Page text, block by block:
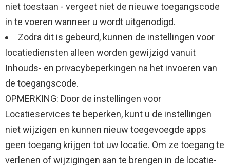
niet toestaan ​​- vergeet niet de nieuwe toegangscode
in te voeren wanneer u wordt uitgenodigd.
Zodra dit is gebeurd, kunnen de instellingen voor
locatiediensten alleen worden gewijzigd vanuit
Inhouds- en privacybeperkingen na het invoeren van
de toegangscode.
OPMERKING: Door de instellingen voor
Locatieservices te beperken, kunt u de instellingen
niet wijzigen en kunnen nieuw toegevoegde apps
geen toegang krijgen tot uw locatie. Om ze toegang te
verlenen of wijzigingen aan te brengen in de locatie-